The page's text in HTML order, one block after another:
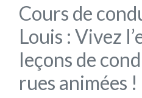
Cours de
Louis : Vivez
leçons de
rues animées !